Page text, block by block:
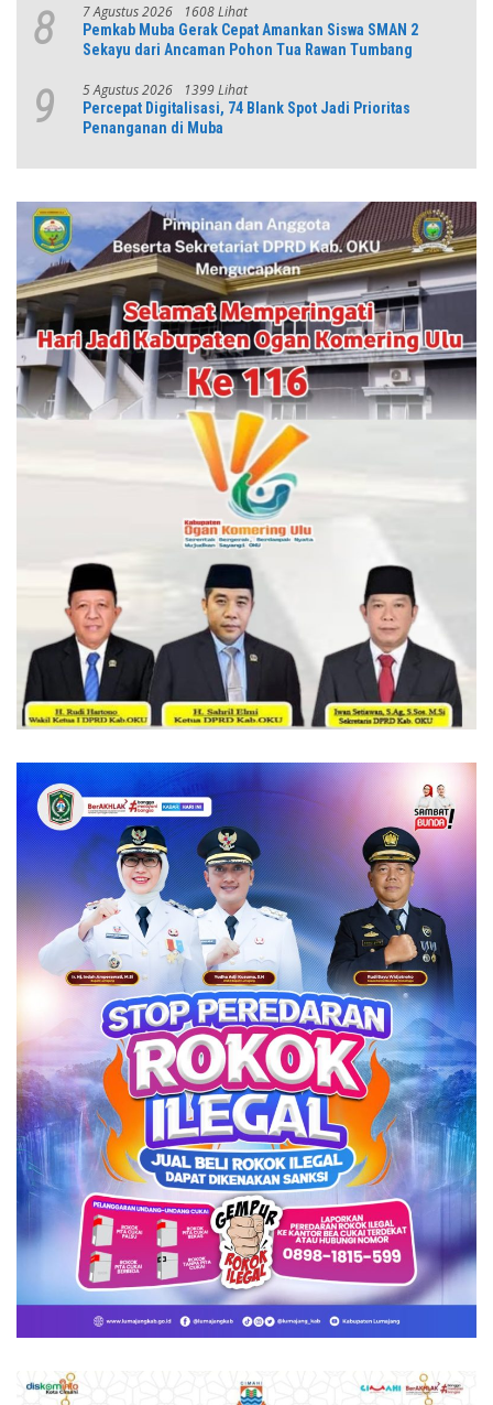
8 7 Agustus 2026 1608 Lihat
Pemkab Muba Gerak Cepat Amankan Siswa SMAN 2
Sekayu dari Ancaman Pohon Tua Rawan Tumbang
9 5 Agustus 2026 1399 Lihat
Percepat Digitalisasi, 74 Blank Spot Jadi Prioritas
Penanganan di Muba